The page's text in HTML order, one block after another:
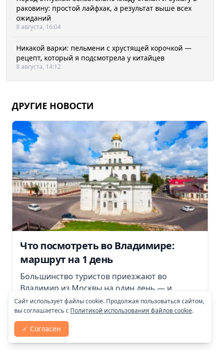
раковину: простой лайфхак, а результат выше всех
ожиданий
8 августа, 16:04
Никакой варки: пельмени с хрустящей корочкой —
рецепт, который я подсмотрела у китайцев
8 августа, 14:12
ДРУГИЕ НОВОСТИ
Что посмотреть во Владимире:
маршрут на 1 день
Большинство туристов приезжают во
Владимир из Москвы на один день — и
совершают одну и ту же ошибку: хватаются за
список...
14:41, 13 июля
Сайт использует файлы cookie. Продолжая пользоваться сайтом,
вы соглашаетесь с Политикой использования файлов cookie.
✓ Согласен